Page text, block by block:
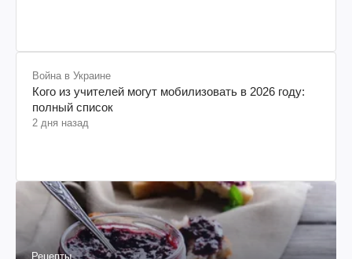
Война в Украине
Кого из учителей могут мобилизовать в 2026 году:
полный список
2 дня назад
Рецепты